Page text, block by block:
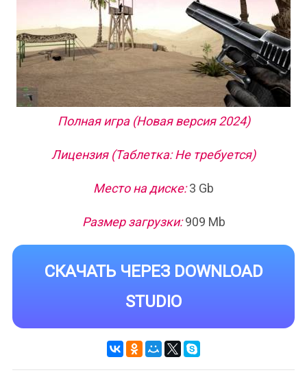
Полная игра (Новая версия 2024)
Лицензия (Таблетка: Не требуется)
Место на диске:3 Gb
Размер загрузки:909 Mb
СКАЧАТЬ ЧЕРЕЗ DOWNLOAD
STUDIO